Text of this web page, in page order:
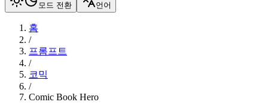
모드 전환 언어
홈
/
프롬프트
/
코믹
/
Comic Book Hero